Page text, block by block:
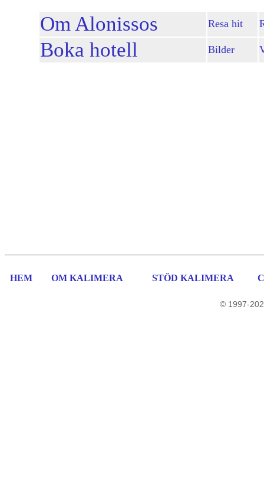
Om Alonissos Resa hit
Boka hotell Bilder
HEM OM KALIMERA STÖD KALIMERA
© 1997-